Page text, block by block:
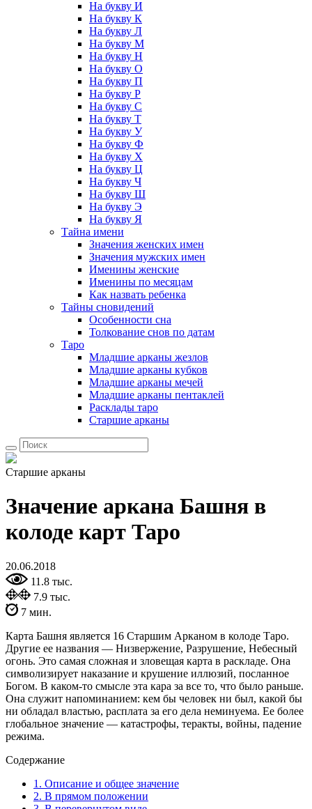
На букву И
На букву К
На букву Л
На букву М
На букву Н
На букву О
На букву П
На букву Р
На букву С
На букву Т
На букву У
На букву Ф
На букву Х
На букву Ц
На букву Ч
На букву Ш
На букву Э
На букву Я
Тайна имени
Значения женских имен
Значения мужских имен
Именины женские
Именины по месяцам
Как назвать ребенка
Тайны сновидений
Особенности сна
Толкование снов по датам
Таро
Младшие арканы жезлов
Младшие арканы кубков
Младшие арканы мечей
Младшие арканы пентаклей
Расклады таро
Старшие арканы
Старшие арканы
Значение аркана Башня в
колоде карт Таро
20.06.2018
11.8 тыс.
7.9 тыс.
7 мин.
Карта Башня является 16 Старшим Арканом в колоде Таро.
Другие ее названия — Низвержение, Разрушение, Небесный
огонь. Это самая сложная и зловещая карта в раскладе. Она
символизирует наказание и крушение иллюзий, посланное
Богом. В каком-то смысле эта кара за все то, что было раньше.
Она служит напоминанием: кем бы человек ни был, какой бы
ни обладал властью, расплата за его дела неминуема. Ее более
глобальное значение — катастрофы, теракты, войны, падение
режима.
Содержание
1. Описание и общее значение
2. В прямом положении